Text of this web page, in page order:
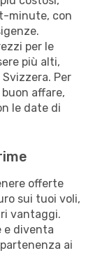
minute, con
per le
più alti,
Per
affare,
le date di
offerte
sui tuoi voli,
vantaggi.
e diventa
ai